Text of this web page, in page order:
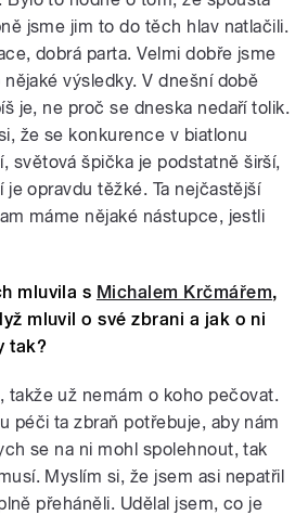
jsme jim to do těch hlav natlačili.
dobrá parta. Velmi dobře jsme
výsledky. V dnešní době
je, ne proč se dneska nedaří tolik.
že se konkurence v biatlonu
světová špička je podstatně širší,
je opravdu těžké. Ta nejčastější
máme nějaké nástupce, jestli
mluvila s Michalem Krčmářem,
mluvil o své zbrani a jak o ni
tak?
takže už nemám o koho pečovat.
péči ta zbraň potřebuje, aby nám
se na ni mohl spolehnout, tak
Myslím si, že jsem asi nepatřil
přeháněli. Udělal jsem, co je